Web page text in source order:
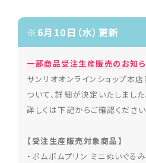
※6月10日（水）更新
一部商品受注生産販売のお知
サンリオオンラインショップ本
ついて、詳細が決定いたしました
詳しくは下記からご確認ください
【受注生産販売対象商品】
・ポムポムプリン ミニぬいぐるみ